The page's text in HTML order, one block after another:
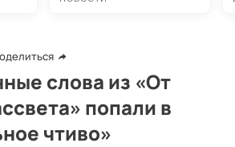
слова из «От
попали в
чтиво»